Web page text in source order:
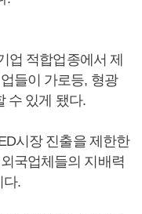
업 적합업종에서 제
들이 가로등, 형광
수 있게 됐다.
시장 진출을 제한한
국업체들의 지배력
다.